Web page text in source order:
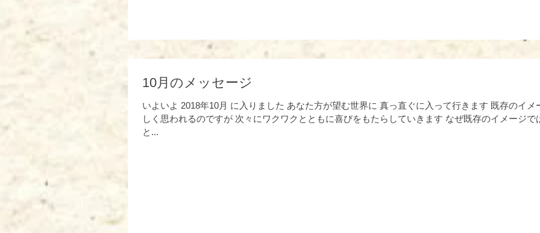
10月のメッセージ
いよいよ 2018年10月 に入りました あなた方が望む世界に 真っ直ぐに入って行きます 既存のイメージで説明することは非常に難
しく思われるのですが 次々にワクワクとともに喜びをもたらしていきます なぜ既存のイメージでは説明出来ないかと申します
と...